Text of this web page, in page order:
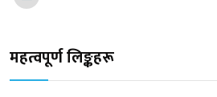
महत्वपूर्ण लिङ्कहरू